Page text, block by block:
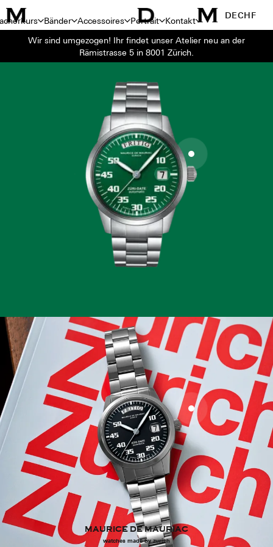
Bänder Accessoires Portrait Kontakt
DECHF
Wir sind umgezogen! Ihr findet unser Atelier neu an der
Rämistrasse 5 in 8001 Zürich.
MAURICE DE MAURIAC
watches made by zurich